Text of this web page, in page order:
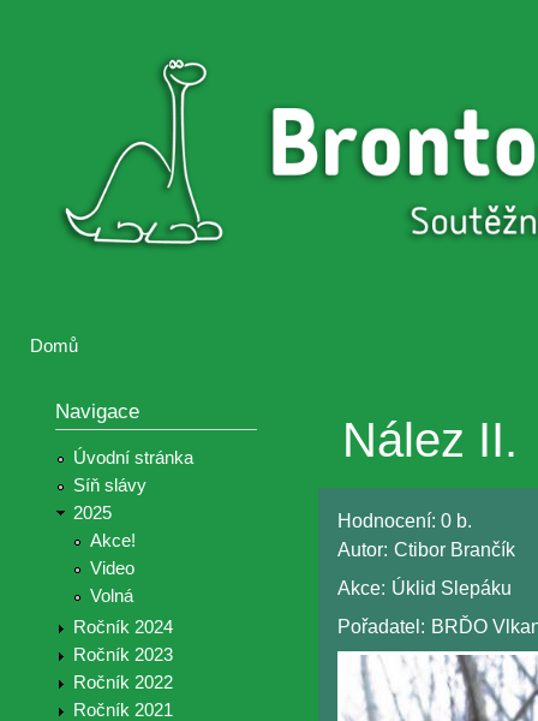
Brontosaurus
Brontosaurus
Domů
Navigace
Úvodní stránka
Síň slávy
2025
Akce!
Video
Volná
Ročník 2024
Ročník 2023
Ročník 2022
Ročník 2021
Nález II.
Hodnocení: 0 b.
Autor: Ctibor Brančík
Akce: Úklid Slepáku
Pořadatel: BRĎO